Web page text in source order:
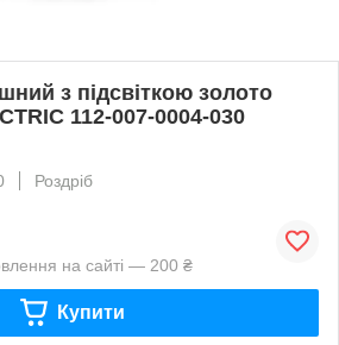
з підсвіткою золото
112-007-0004-030
Роздріб
на сайті — 200 ₴
Купити